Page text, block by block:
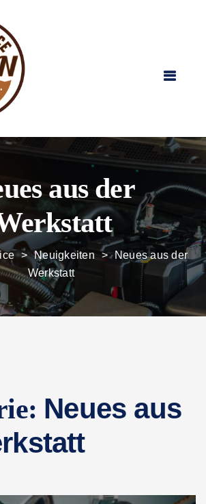
aus der
> Neuigkeiten > Neues aus der
Werkstatt
Neues aus